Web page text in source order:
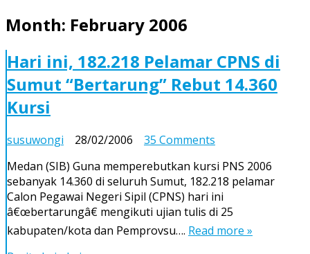
Month: February 2006
Hari ini, 182.218 Pelamar CPNS di
Sumut “Bertarung” Rebut 14.360
Kursi
susuwongi 28/02/2006 35 Comments
ini,
182.218
Pelamar
CPNS
di
Medan (SIB) Guna memperebutkan kursi PNS 2006
sebanyak 14.360 di seluruh Sumut, 182.218 pelamar
Calon Pegawai Negeri Sipil (CPNS) hari ini
â€œbertarungâ€ mengikuti ujian tulis di 25
kabupaten/kota dan Pemprovsu…. Read more »